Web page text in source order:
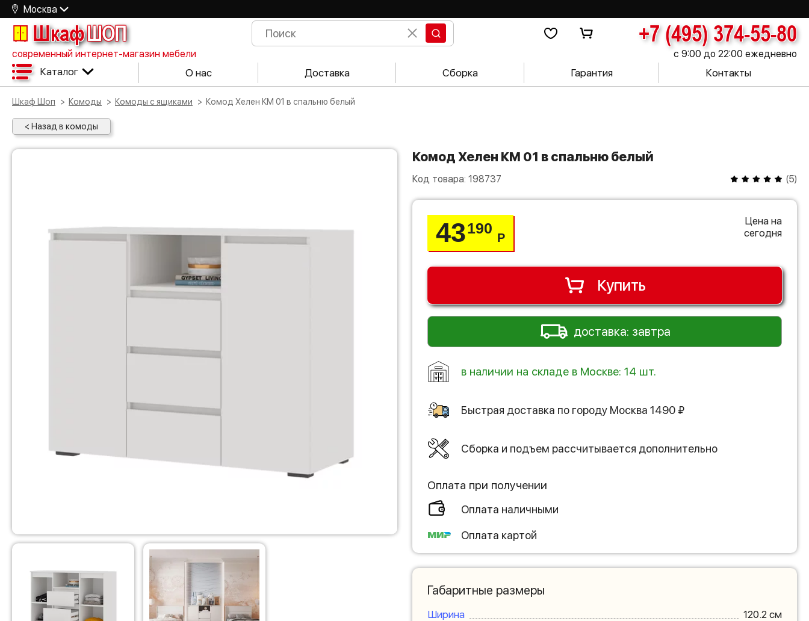
Москва
ШкафШОП +7 (495) 374-55-80
современный интернет-магазин мебели с 9:00 до 22:00 ежедневно
Каталог О нас Доставка Сборка Гарантия Контакты
Шкаф Шоп Комоды Комоды с ящиками Комод Хелен КМ 01 в спальню белый
< Назад в комоды
Комод Хелен КМ 01 в спальню белый
Код товара: 198737 (5)
43190
Р
Цена на
сегодня
Купить
доставка: завтра
в наличии на складе в Москве: 14 шт.
Быстрая доставка по городу Москва 1490 ₽
Сборка и подъем рассчитывается дополнительно
Оплата при получении
Оплата наличными
Оплата картой
Габаритные размеры
Ширина
120.2 см